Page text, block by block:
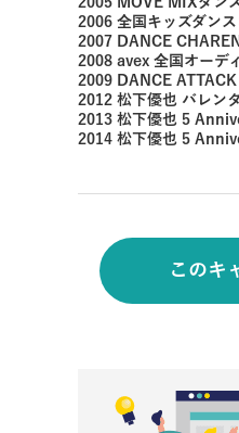
2006 全国キッズダン
2007 DANCE
2008 avex 全国オーデ
2009 DANCE
2012 松下優也 バレン
2013 松下優也 5
2014 松下優也 5
このキ